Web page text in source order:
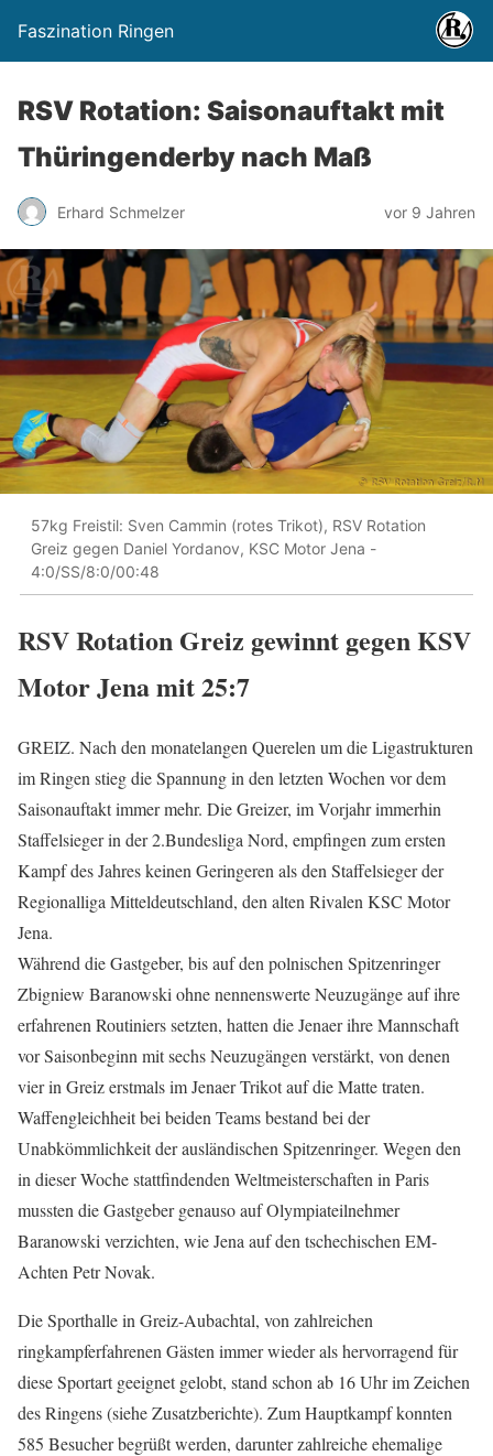
Faszination Ringen
RSV Rotation: Saisonauftakt mit
Thüringenderby nach Maß
Erhard Schmelzer vor 9 Jahren
57kg Freistil: Sven Cammin (rotes Trikot), RSV Rotation
Greiz gegen Daniel Yordanov, KSC Motor Jena -
4:0/SS/8:0/00:48
RSV Rotation Greiz gewinnt gegen KSV
Motor Jena mit 25:7
GREIZ. Nach den monatelangen Querelen um die Ligastrukturen
im Ringen stieg die Spannung in den letzten Wochen vor dem
Saisonauftakt immer mehr. Die Greizer, im Vorjahr immerhin
Staffelsieger in der 2.Bundesliga Nord, empfingen zum ersten
Kampf des Jahres keinen Geringeren als den Staffelsieger der
Regionalliga Mitteldeutschland, den alten Rivalen KSC Motor
Jena.
Während die Gastgeber, bis auf den polnischen Spitzenringer
Zbigniew Baranowski ohne nennenswerte Neuzugänge auf ihre
erfahrenen Routiniers setzten, hatten die Jenaer ihre Mannschaft
vor Saisonbeginn mit sechs Neuzugängen verstärkt, von denen
vier in Greiz erstmals im Jenaer Trikot auf die Matte traten.
Waffengleichheit bei beiden Teams bestand bei der
Unabkömmlichkeit der ausländischen Spitzenringer. Wegen den
in dieser Woche stattfindenden Weltmeisterschaften in Paris
mussten die Gastgeber genauso auf Olympiateilnehmer
Baranowski verzichten, wie Jena auf den tschechischen EM-
Achten Petr Novak.
Die Sporthalle in Greiz-Aubachtal, von zahlreichen
ringkampferfahrenen Gästen immer wieder als hervorragend für
diese Sportart geeignet gelobt, stand schon ab 16 Uhr im Zeichen
des Ringens (siehe Zusatzberichte). Zum Hauptkampf konnten
585 Besucher begrüßt werden, darunter zahlreiche ehemalige